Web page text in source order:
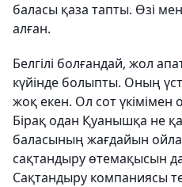
баласы қаза тапты. Өзі
алған.
Белгілі болғандай, жол
күйінде болыпты. Оның
жоқ екен. Ол сот үкімімен
Бірақ одан Қуанышқа не
баласының жағдайын
сақтандыру өтемақысын
Сақтандыру компаниясы